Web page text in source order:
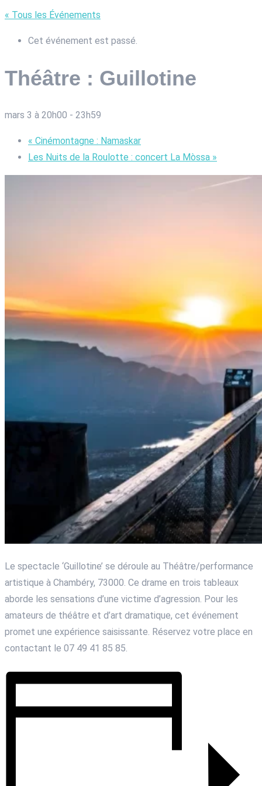
« Tous les Événements
Cet événement est passé.
Théâtre : Guillotine
mars 3 à 20h00 - 23h59
« Cinémontagne : Namaskar
Les Nuits de la Roulotte : concert La Mòssa »
Le spectacle ‘Guillotine’ se déroule au Théâtre/performance
artistique à Chambéry, 73000. Ce drame en trois tableaux
aborde les sensations d’une victime d’agression. Pour les
amateurs de théâtre et d’art dramatique, cet événement
promet une expérience saisissante. Réservez votre place en
contactant le 07 49 41 85 85.